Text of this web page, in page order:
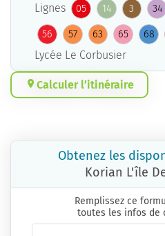
Lignes
05 14 3 34
56 57 63 65 68
Lycée Le Corbusier
Calculer l’itinéraire
Obtenez les
Korian L'île
Remplissez ce
toutes les infos de